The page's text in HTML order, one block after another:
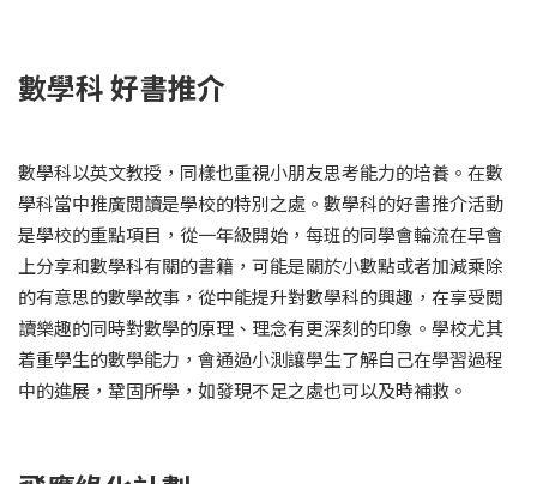
數學科 好書推介
數學科以英文教授，同樣也重視小朋友思考能力的培養。在數
學科當中推廣閲讀是學校的特別之處。數學科的好書推介活動
是學校的重點項目，從一年級開始，每班的同學會輪流在早會
上分享和數學科有關的書籍，可能是關於小數點或者加減乘除
的有意思的數學故事，從中能提升對數學科的興趣，在享受閲
讀樂趣的同時對數學的原理、理念有更深刻的印象。學校尤其
着重學生的數學能力，會通過小測讓學生了解自己在學習過程
中的進展，鞏固所學，如發現不足之處也可以及時補救。